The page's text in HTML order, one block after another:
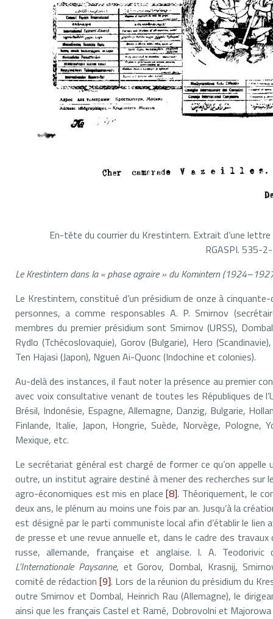
En-tête du courrier du Krestintern. Extrait d’une
RGASPI. 535-
Le Krestintern dans la « phase agraire » du Komintern
Le Krestintern, constitué d’un présidium de onze à
personnes, a comme responsables A. P. Smirnov
membres du premier présidium sont Smirnov (URSS),
Rydlo (Tchécoslovaquie), Gorov (Bulgarie), Hero
Ten Hajasi (Japon), Nguen Ai-Quonc (Indochine et colonies).
Au-delà des instances, il faut noter la présence au premier
avec voix consultative venant de toutes les Républiques de
Brésil, Indonésie, Espagne, Allemagne, Danzig, Bulgarie,
Finlande, Italie, Japon, Hongrie, Suède, Norvège, Pologne,
Mexique, etc.
Le secrétariat général est chargé de former ce qu’on appelle
outre, un institut agraire destiné à mener des recherches
agro-économiques est mis en place[8]. Théoriquement, le
deux ans, le plénum au moins une fois par an. Jusqu’à la
est désigné par le parti communiste local afin d’établir le
de presse et une revue annuelle et, dans le cadre des
russe, allemande, française et anglaise. I. A.
L’Internationale Paysanne, et Gorov, Dombal, Krasnij,
comité de rédaction[9]. Lors de la réunion du présidium du
outre Smirnov et Dombal, Heinrich Rau (Allemagne), le
ainsi que les français Castel et Ramé, Dobrovolni et